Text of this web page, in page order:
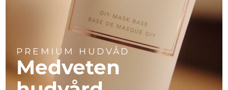
PREMIUM HUDVÅD
Medveten
10/08/2026
Arabemiraten
Förväntad leverans 10/08/2026
Storbritannien
Förväntad leverans
09/08/2026